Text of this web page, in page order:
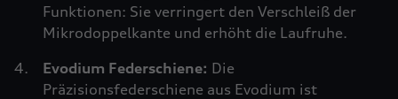
Funktionen: Sie verringert den Verschleiß der
Mikrodoppelkante und erhöht die Laufruhe.
Evodium Federschiene: Die
Präzisionsfederschiene aus Evodium ist